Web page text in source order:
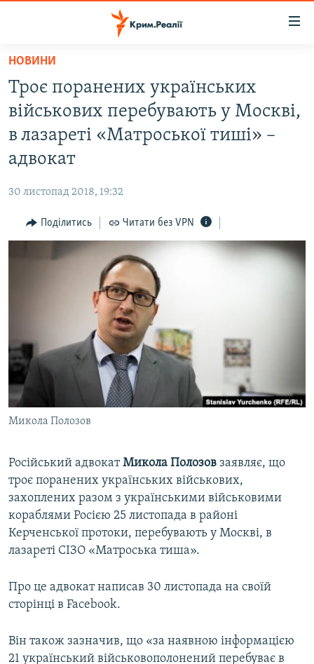
Перейти
основного
матеріалу
до
основної
Перейти
пошуку
ВОДА.КРИМ
ВІДЕО ТА ФОТО
ІНТЕРВ'Ю
ВСЕ ЗА ДЕНЬ
ВІДЕОУРОКИ «ELIFBE»
СВІДЧЕННЯ ОКУПАЦІЇ
УКРАЇНСЬКА ПРОБЛЕМА КРИМУ
ЯК ОБІЙТИ БЛОКУВАННЯ
Русский
Qırımtatar
ДОЛУЧАЙСЯ!
Усі сайти RFE/RL
НОВИНИ
Троє поранених українських
військових перебувають у Москві,
в лазареті «Матроської тиші» –
адвокат
30 листопад 2018, 19:32
Поділитись Читати без VPN
Микола Полозов
Російський адвокатМикола Полозов заявляє, що
троє поранених українських військових,
захоплених разом з українськими військовими
кораблями Росією 25 листопада в районі
Керченської протоки, перебувають у Москві, в
лазареті СІЗО «Матроська тиша».
Про це адвокат написав 30 листопада на своїй
сторінці в Facebook.
Він також зазначив, що «за наявною інформацією
21 український військовополонений перебуває в